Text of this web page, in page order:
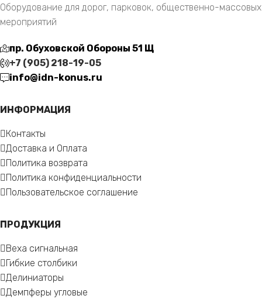
Оборудование для дорог, парковок, общественно-массовых
мероприятий
пр. Обуховской Обороны 51 Щ
+7 (905) 218-19-05
info@idn-konus.ru
ИНФОРМАЦИЯ
Контакты
Доставка и Оплата
Политика возврата
Политика конфиденциальности
Пользовательское соглашение
ПРОДУКЦИЯ
Веха сигнальная
Гибкие столбики
Делиниаторы
Демпферы угловые